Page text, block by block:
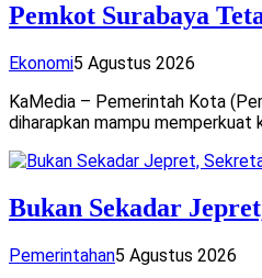
Pemkot Surabaya
Ekonomi5 Agustus 2026
KaMedia – Pemerintah Kota
diharapkan mampu memperkuat
Bukan Sekadar
Pemerintahan5 Agustus 2026